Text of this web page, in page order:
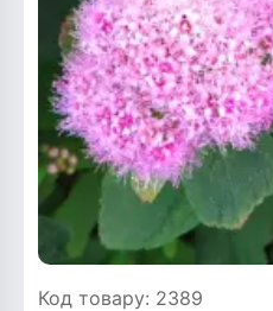
Код товару: 2389